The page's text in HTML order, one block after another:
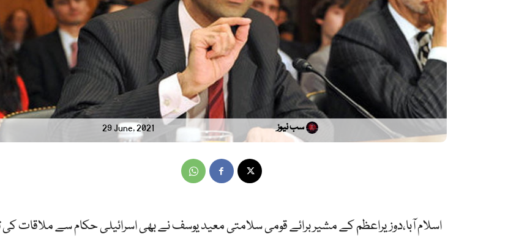
29 June, 2021 سب نیوز
اسلام آبا،دوزیراعظم کے مشیر برائے قومی سلامتی معید یوسف نے بھی اسرائیلی حکام سے ملاقات کی